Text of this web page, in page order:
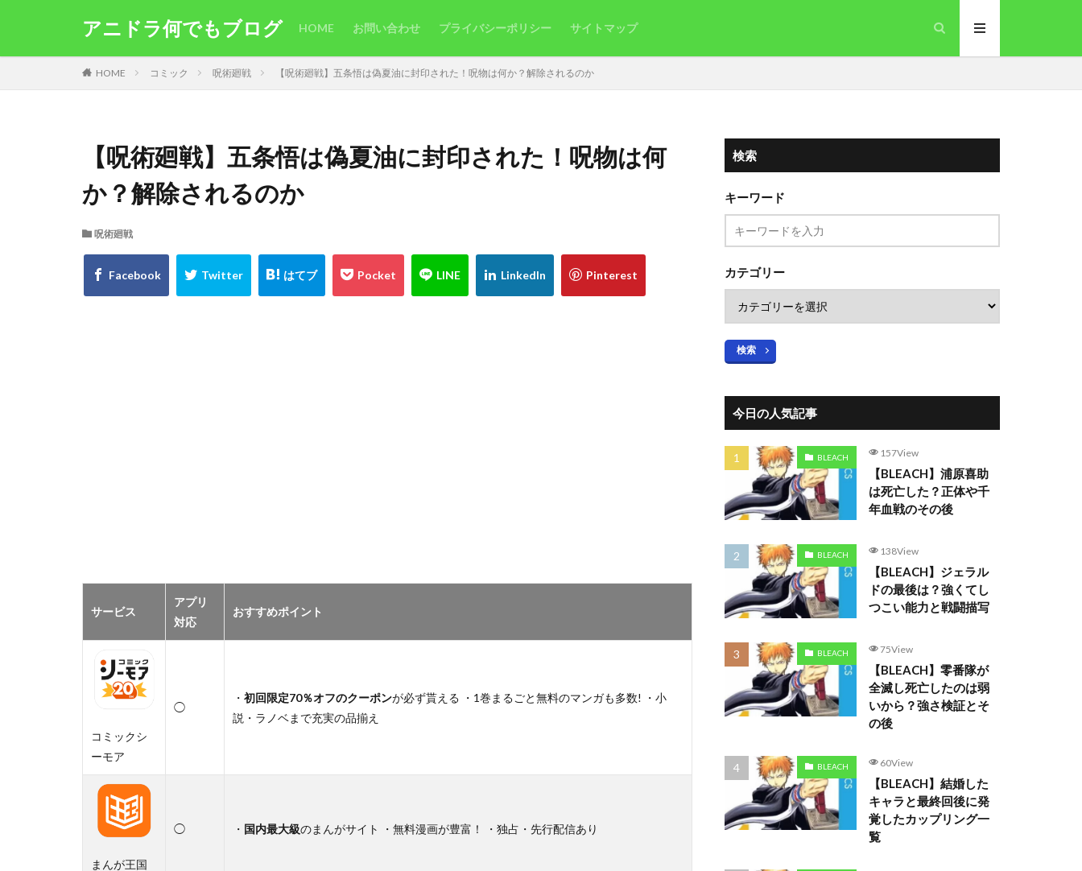
アニドラ何でもブログ HOME お問い合わせ プライバシーポリシー サイトマップ
HOME コミック 呪術廻戦 【呪術廻戦】五条悟は偽夏油に封印された！呪物は何か？解除されるのか
【呪術廻戦】五条悟は偽夏油に封印された！呪物は何
か？解除されるのか
呪術廻戦
サービス
アプリ
対応
おすすめポイント
コミックシ
ーモア
◯
・ 初回限定70％オフのクーポンが必ず貰える ・1巻まるごと無料のマンガも多数! ・小
説・ラノベまで充実の品揃え
まんが王国
◯ ・ 国内最大級のまんがサイト ・無料漫画が豊富！ ・独占・先行配信あり
検索
キーワード
カテゴリー
検索
今日の人気記事
BLEACH 157View
【BLEACH】浦原喜助
は死亡した？正体や千
年血戦のその後
BLEACH 138View
【BLEACH】ジェラル
ドの最後は？強くてし
つこい能力と戦闘描写
BLEACH 75View
【BLEACH】零番隊が
全滅し死亡したのは弱
いから？強さ検証とそ
の後
BLEACH 60View
【BLEACH】結婚した
キャラと最終回後に発
覚したカップリング一
覧